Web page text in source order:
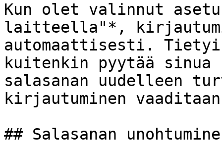
Kun olet valinnut
laitteella"*,
automaattisesti.
kuitenkin pyytää
salasanan uudelleen
kirjautuminen
## Salasanan